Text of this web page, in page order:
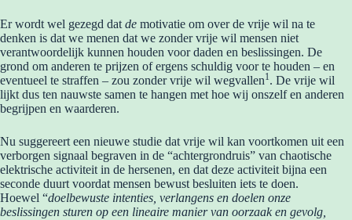
Er wordt wel gezegd dat de motivatie om over de vrije wil na te
denken is dat we menen dat we zonder vrije wil mensen niet
verantwoordelijk kunnen houden voor daden en beslissingen. De
grond om anderen te prijzen of ergens schuldig voor te houden – en
eventueel te straffen – zou zonder vrije wil wegvallen1. De vrije wil
lijkt dus ten nauwste samen te hangen met hoe wij onszelf en anderen
begrijpen en waarderen.
Nu suggereert een nieuwe studie dat vrije wil kan voortkomen uit een
verborgen signaal begraven in de “achtergrondruis” van chaotische
elektrische activiteit in de hersenen, en dat deze activiteit bijna een
seconde duurt voordat mensen bewust besluiten iets te doen.
Hoewel “doelbewuste intenties, verlangens en doelen onze
beslissingen sturen op een lineaire manier van oorzaak en gevolg,